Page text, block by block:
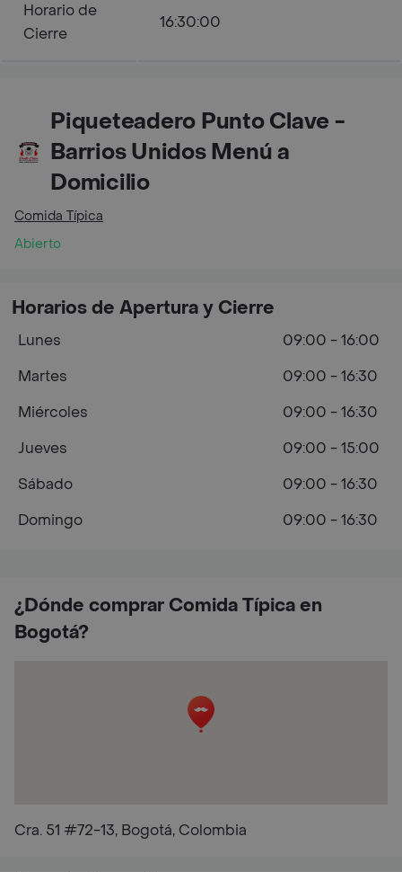
Horario de
Cierre
16:30:00
Piqueteadero Punto Clave -
Barrios Unidos Menú a
Domicilio
Comida Típica
Abierto
¿Dónde comprar Comida Típica en
Bogotá?
Cra. 51 #72-13, Bogotá, Colombia
Horarios de Apertura y Cierre
Lunes
09:00 - 16:00
Martes
09:00 - 16:30
Miércoles
09:00 - 16:30
Jueves
09:00 - 15:00
Sábado
09:00 - 16:30
Domingo
09:00 - 16:30